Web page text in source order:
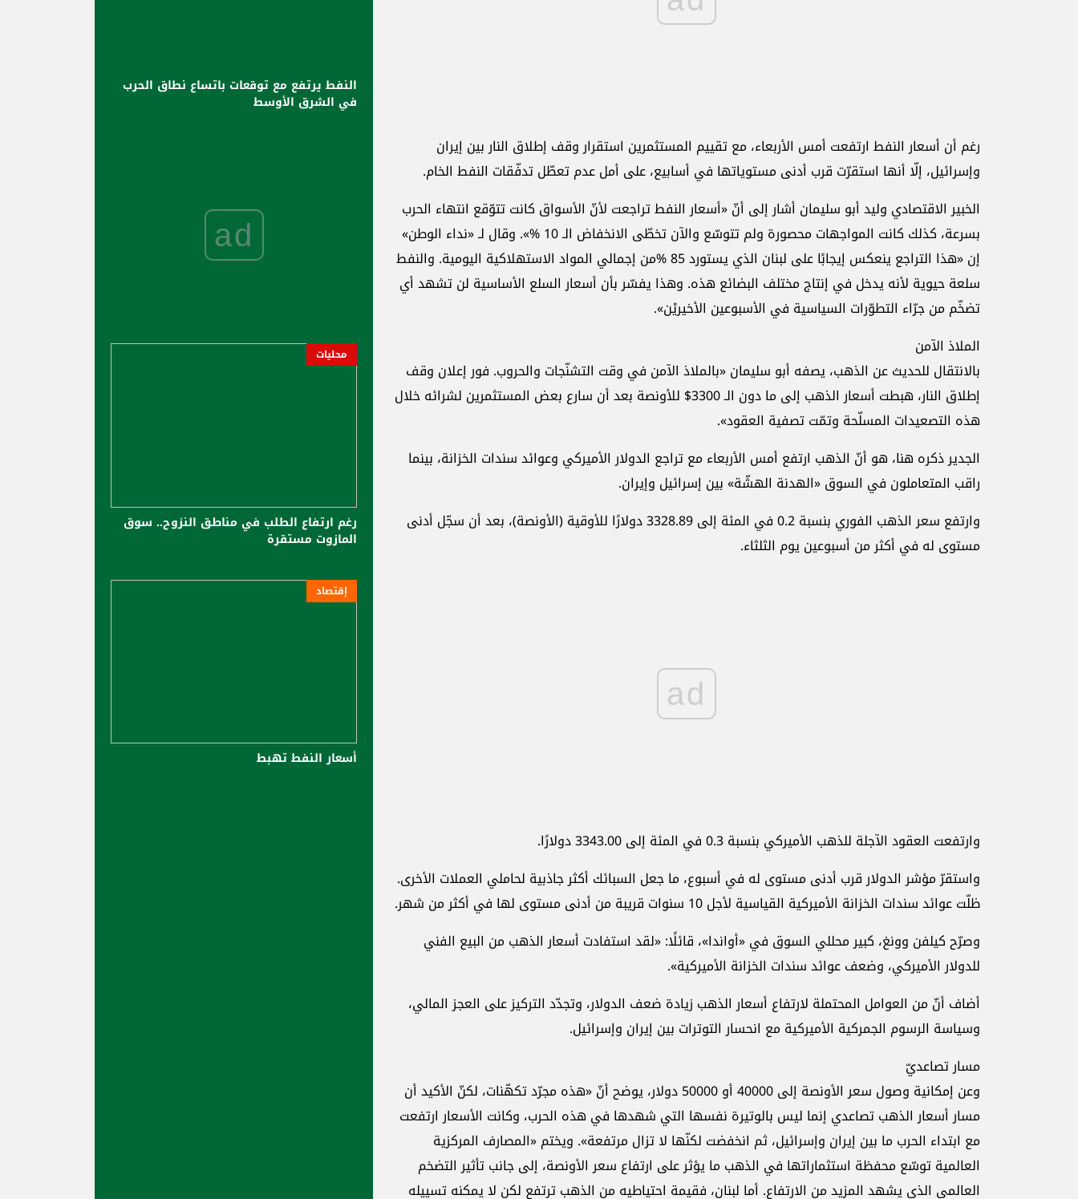
رغم أن أسعار النفط ارتفعت أمس الأربعاء، مع تقييم المستثمرين استقرار وقف إطلاق النار بين إيران
وإسرائيل، إلّا أنها استقرّت قرب أدنى مستوياتها في أسابيع، على أمل عدم تعطّل تدفّقات النفط الخام.
الخبير الاقتصادي وليد أبو سليمان أشار إلى أنّ «أسعار النفط تراجعت لأنّ الأسواق كانت تتوّقع انتهاء الحرب
بسرعة، كذلك كانت المواجهات محصورة ولم تتوسّع والآن تخطّى الانخفاض الـ 10 %». وقال لـ «نداء الوطن»
إن «هذا التراجع ينعكس إيجابًا على لبنان الذي يستورد 85 %من إجمالي المواد الاستهلاكية اليومية. والنفط
سلعة حيوية لأنه يدخل في إنتاج مختلف البضائع هذه. وهذا يفسّر بأن أسعار السلع الأساسية لن تشهد أي
تضخّم من جرّاء التطوّرات السياسية في الأسبوعين الأخيريْن».
الملاذ الآمن
بالانتقال للحديث عن الذهب، يصفه أبو سليمان «بالملاذ الآمن في وقت التشنّجات والحروب. فور إعلان وقف
إطلاق النار، هبطت أسعار الذهب إلى ما دون الـ 3300$ للأونصة بعد أن سارع بعض المستثمرين لشرائه خلال
هذه التصعيدات المسلّحة وتمّت تصفية العقود».
الجدير ذكره هنا، هو أنّ الذهب ارتفع أمس الأربعاء مع تراجع الدولار الأميركي وعوائد سندات الخزانة، بينما
راقب المتعاملون في السوق «الهدنة الهشّة» بين إسرائيل وإيران.
وارتفع سعر الذهب الفوري بنسبة 0.2 في المئة إلى 3328.89 دولارًا للأوقية (الأونصة)، بعد أن سجّل أدنى
مستوى له في أكثر من أسبوعين يوم الثلثاء.
ad
وارتفعت العقود الآجلة للذهب الأميركي بنسبة 0.3 في المئة إلى 3343.00 دولارًا.
واستقرّ مؤشر الدولار قرب أدنى مستوى له في أسبوع، ما جعل السبائك أكثر جاذبية لحاملي العملات الأخرى.
ظلّت عوائد سندات الخزانة الأميركية القياسية لأجل 10 سنوات قريبة من أدنى مستوى لها في أكثر من شهر.
وصرّح كيلفن وونغ، كبير محللي السوق في «أواندا»، قائلًا: «لقد استفادت أسعار الذهب من البيع الفني
للدولار الأميركي، وضعف عوائد سندات الخزانة الأميركية».
أضاف أنّ من العوامل المحتملة لارتفاع أسعار الذهب زيادة ضعف الدولار، وتجدّد التركيز على العجز المالي،
وسياسة الرسوم الجمركية الأميركية مع انحسار التوترات بين إيران وإسرائيل.
مسار تصاعديّ
وعن إمكانية وصول سعر الأونصة إلى 40000 أو 50000 دولار، يوضح أنّ «هذه مجرّد تكهّنات، لكنّ الأكيد أن
مسار أسعار الذهب تصاعدي إنما ليس بالوتيرة نفسها التي شهدها في هذه الحرب، وكانت الأسعار ارتفعت
مع ابتداء الحرب ما بين إيران وإسرائيل، ثم انخفضت لكنّها لا تزال مرتفعة». ويختم «المصارف المركزية
العالمية توسّع محفظة استثماراتها في الذهب ما يؤثر على ارتفاع سعر الأونصة، إلى جانب تأثير التضخم
العالمي الذي يشهد المزيد من الارتفاع. أما لبنان، فقيمة احتياطيه من الذهب ترتفع لكن لا يمكنه تسييله
النفط يرتفع مع توقعات باتساع نطاق الحرب
في الشرق الأوسط
ad
محليات
رغم ارتفاع الطلب في مناطق النزوح.. سوق
المازوت مستقرة
إقتصاد
أسعار النفط تهبط